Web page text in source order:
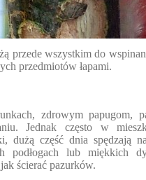
przede wszystkim do
przedmiotów łapami.
zdrowym papugom,
Jednak często w
dużą część dnia spędzają
podłogach lub miękkich
ścierać pazurków.